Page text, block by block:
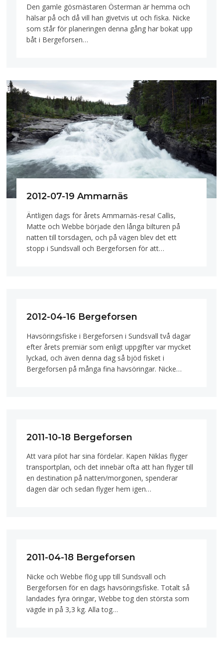
Den gamle gösmästaren Österman är hemma och
hälsar på och då vill han givetvis ut och fiska. Nicke
som står för planeringen denna gång har bokat upp
båt i Bergeforsen…
2012-07-19 Ammarnäs
Äntligen dags för årets Ammarnäs-resa! Callis,
Matte och Webbe började den långa bilturen på
natten till torsdagen, och på vägen blev det ett
stopp i Sundsvall och Bergeforsen för att…
2012-04-16 Bergeforsen
Havsöringsfiske i Bergeforsen i Sundsvall två dagar
efter årets premiär som enligt uppgifter var mycket
lyckad, och även denna dag så bjöd fisket i
Bergeforsen på många fina havsöringar. Nicke…
2011-10-18 Bergeforsen
Att vara pilot har sina fördelar. Kapen Niklas flyger
transportplan, och det innebär ofta att han flyger till
en destination på natten/morgonen, spenderar
dagen där och sedan flyger hem igen…
2011-04-18 Bergeforsen
Nicke och Webbe flög upp till Sundsvall och
Bergeforsen för en dags havsöringsfiske. Totalt så
landades fyra öringar, Webbe tog den största som
vägde in på 3,3 kg. Alla tog…